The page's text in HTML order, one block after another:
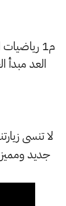
رياضيات
مبدأ العد
زيارتنا
ومميز معنا